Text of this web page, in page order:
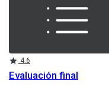
Evaluación final
Rating 4.6